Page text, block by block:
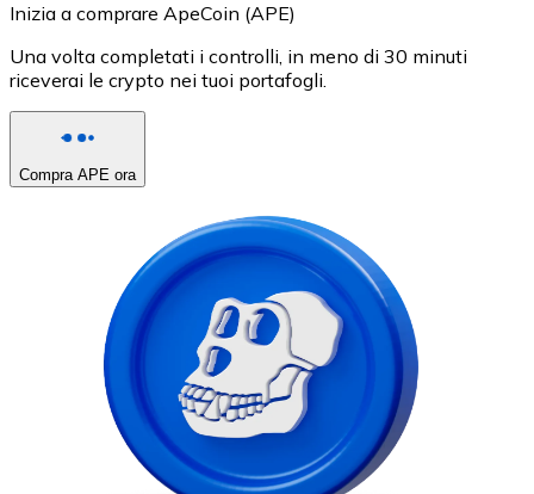
Inizia a comprare ApeCoin (APE)
Una volta completati i controlli, in meno di 30 minuti
riceverai le crypto nei tuoi portafogli.
Compra APE ora